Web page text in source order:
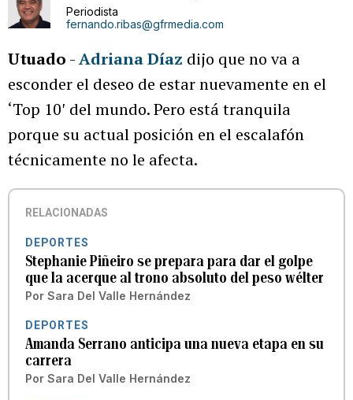
Periodista
fernando.ribas@gfrmedia.com
Utuado -Adriana Díaz dijo que no va a
esconder el deseo de estar nuevamente en el
‘Top 10′ del mundo. Pero está tranquila
porque su actual posición en el escalafón
técnicamente no le afecta.
RELACIONADAS
DEPORTES
Stephanie Piñeiro se prepara para dar el golpe
que la acerque al trono absoluto del peso wélter
Por Sara Del Valle Hernández
DEPORTES
Amanda Serrano anticipa una nueva etapa en su
carrera
Por Sara Del Valle Hernández